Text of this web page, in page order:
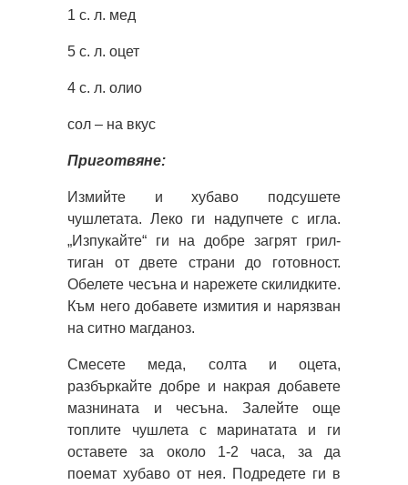
1 с. л. мед
5 с. л. оцет
4 с. л. олио
сол – на вкус
Приготвяне:
Измийте и хубаво подсушете
чушлетата. Леко ги надупчете с игла.
„Изпукайте“ ги на добре загрят грил-
тиган от двете страни до готовност.
Обелете чесъна и нарежете скилидките.
Към него добавете измития и нарязван
на ситно магданоз.
Смесете меда, солта и оцета,
разбъркайте добре и накрая добавете
мазнината и чесъна. Залейте още
топлите чушлета с маринатата и ги
оставете за около 1-2 часа, за да
поемат хубаво от нея. Подредете ги в